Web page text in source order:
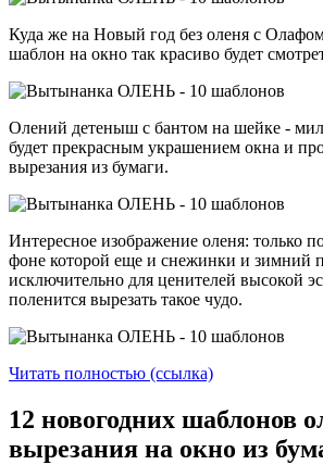
Куда же на Новый год без оленя с
шаблон на окно так красиво будет
Олений детеныш с бантом на шейке -
будет прекрасным украшением окна и
вырезания из бумаги.
Интересное изображение оленя: только
фоне которой еще и снежинки и зимний
исключительно для ценителей высокой
поленится вырезать такое чудо.
Читать полностью (ссылка)
12 новогодних шаблонов
вырезания на окно из